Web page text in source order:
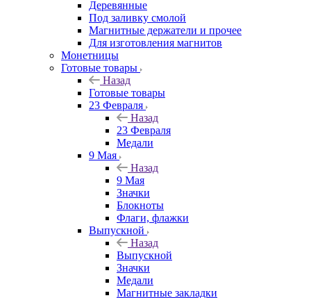
Деревянные
Под заливку смолой
Магнитные держатели и прочее
Для изготовления магнитов
Монетницы
Готовые товары
Назад
Готовые товары
23 Февраля
Назад
23 Февраля
Медали
9 Мая
Назад
9 Мая
Значки
Блокноты
Флаги, флажки
Выпускной
Назад
Выпускной
Значки
Медали
Магнитные закладки